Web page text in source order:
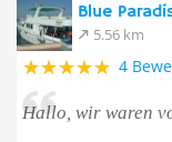
Blue
5.56 km
4
Hallo, wir waren